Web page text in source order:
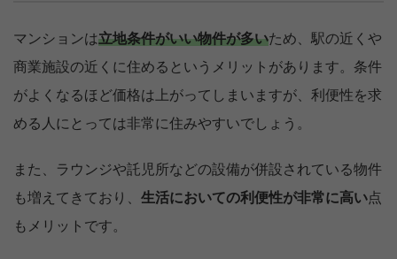
マンションは立地条件がいい物件が多いため、駅の近くや
商業施設の近くに住めるというメリットがあります。条件
がよくなるほど価格は上がってしまいますが、利便性を求
める人にとっては非常に住みやすいでしょう。
また、ラウンジや託児所などの設備が併設されている物件
も増えてきており、 生活においての利便性が非常に高い点
もメリットです。